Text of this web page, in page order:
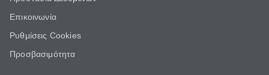
Επικοινωνία
Ρυθμίσεις Cookies
Προσβασιμότητα